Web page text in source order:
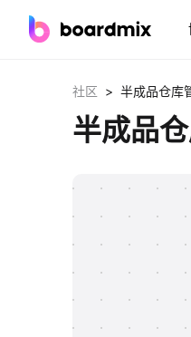
社区 > 半成品仓库
半成品